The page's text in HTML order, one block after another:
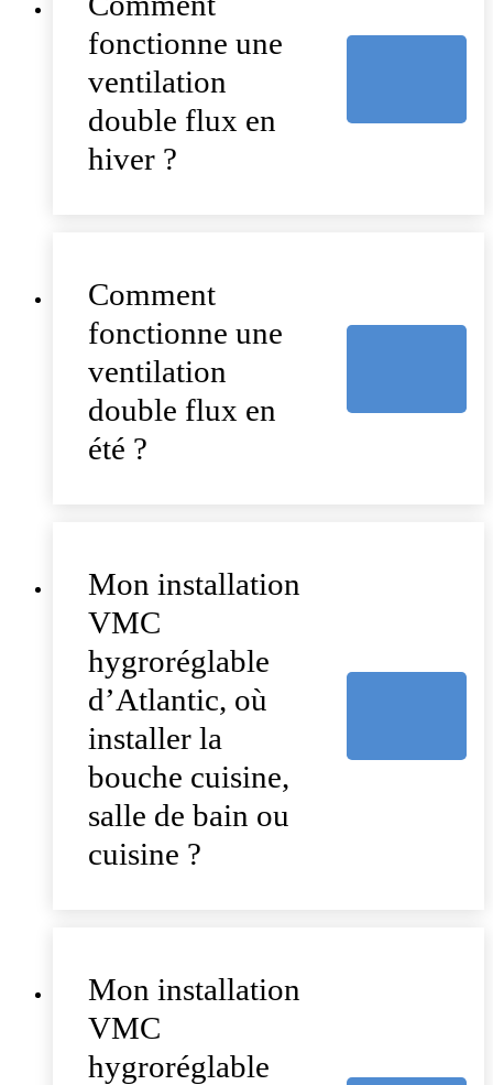
fonctionne une
ventilation
double flux en
hiver ?
Comment
fonctionne une
ventilation
double flux en
été ?
Mon installation
VMC
hygroréglable
d’Atlantic, où
installer la
bouche cuisine,
salle de bain ou
cuisine ?
Mon installation
VMC
hygroréglable